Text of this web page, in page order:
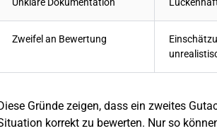
Unklare Dokumentation
Zweifel an Bewertung
Gründe zeigen, dass ein zweites
korrekt zu bewerten. Nur so